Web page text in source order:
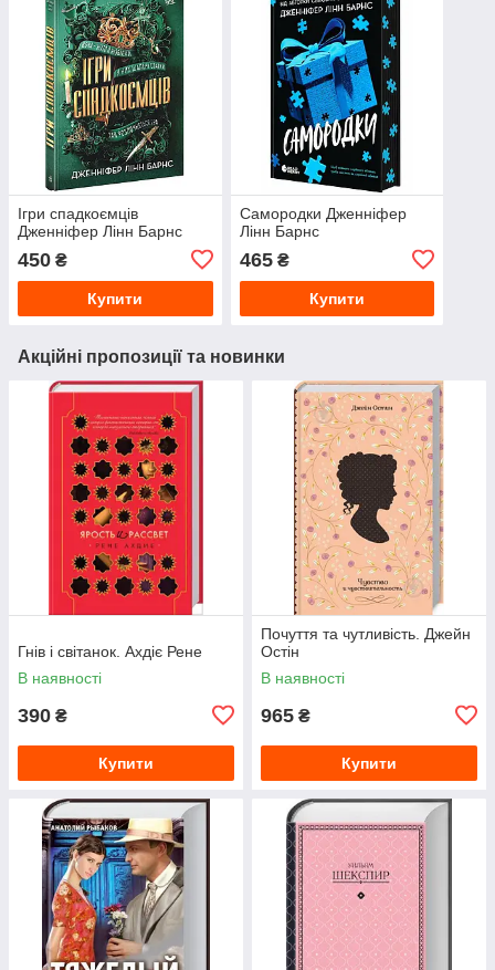
Ігри спадкоємців
Дженніфер Лінн Барнс
450 ₴
Купити
Самородки Дженніфер
Лінн Барнс
465₴
Купити
Акційні пропозиції та новинки
Гнів і світанок. Ахдіє Рене
В наявності
390 ₴
Купити
Почуття та чутливість. Джейн
Остін
В наявності
965 ₴
Купити